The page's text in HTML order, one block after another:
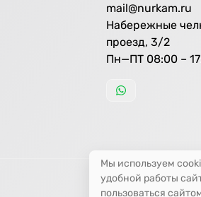
mail@nurkam.ru
Набережные
проезд, 3/2
Пн—ПТ 08:00 –
Мы используем
удобной работы
пользоваться